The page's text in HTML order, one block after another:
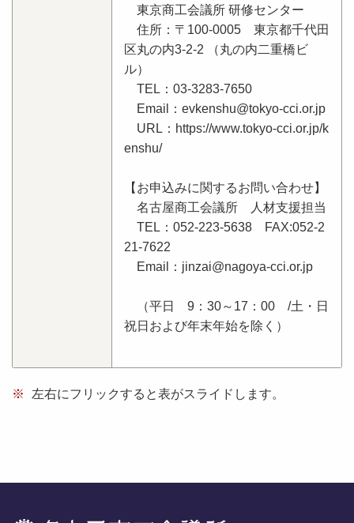
東京商工会議所 研修センター
住所：〒100-0005 東京都千代田
区丸の内3-2-2 （丸の内二重橋ビ
ル）
TEL：03-3283-7650
Email：evkenshu@tokyo-cci.or.jp
URL：https://www.tokyo-cci.or.jp/k
enshu/
【お申込みに関するお問い合わせ】
名古屋商工会議所 人材支援担当
TEL：052-223-5638 FAX:052-2
21-7622
Email：jinzai@nagoya-cci.or.jp
（平日 9：30～17：00 /土・日
祝日および年末年始を除く）
※ 左右にフリックすると表がスライドします。